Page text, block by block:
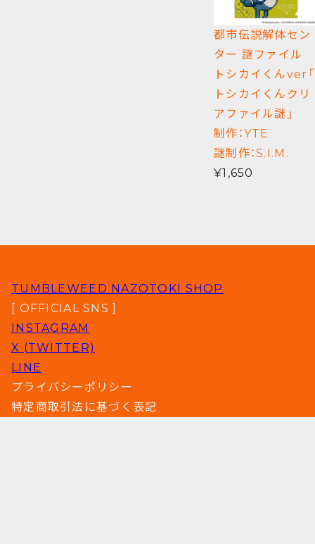
都市伝説解体セン
ター 謎ファイル
トシカイくんver「
トシカイくんクリ
アファイル謎
制作：YTE
謎制作：S.I.M.
¥1,650
TUMBLEWEED NAZOTOKI SHOP
[ OFFICIAL SNS ]
INSTAGRAM
X (TWITTER)
LINE
プライバシーポリシー
特定商取引法に基づく表記